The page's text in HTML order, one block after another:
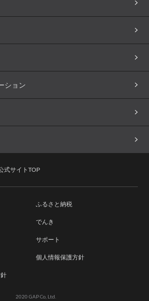
ション
式サイトTOP
ふるさと納税
でんき
サポート
個人情報保護方針
2020 GAP Co, Ltd.